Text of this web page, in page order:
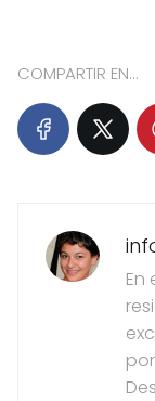
COMPARTIR EN...
En